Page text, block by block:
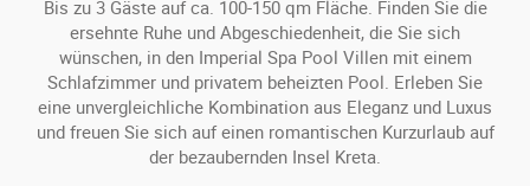
Bis zu 3 Gäste auf ca. 100-150 qm Fläche. Finden Sie die
ersehnte Ruhe und Abgeschiedenheit, die Sie sich
wünschen, in den Imperial Spa Pool Villen mit einem
Schlafzimmer und privatem beheizten Pool. Erleben Sie
eine unvergleichliche Kombination aus Eleganz und Luxus
und freuen Sie sich auf einen romantischen Kurzurlaub auf
der bezaubernden Insel Kreta.